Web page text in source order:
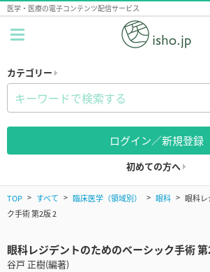
医学・医療の電子コンテンツ配信サービス
カテゴリー
ログイン／新規登録
初めての方へ
TOP すべて 臨床医学（領域別） 眼科
眼科レ
ク手術 第2版 2
眼科レジデントのためのベーシック手術 第
谷戸 正樹(編著)